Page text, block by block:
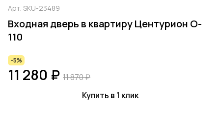
Арт. SKU-23489
Входная дверь в квартиру Центурион O-
110
-5%
11 280 ₽ 11 870 ₽
Купить в 1 клик